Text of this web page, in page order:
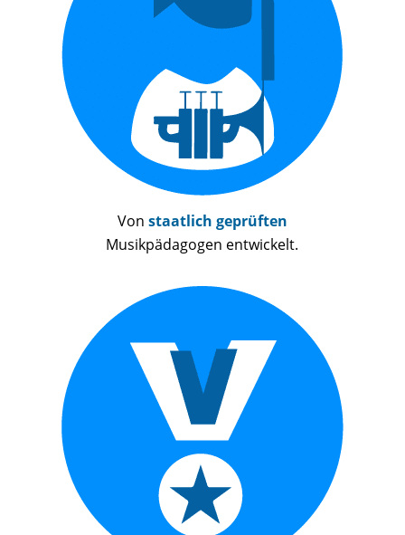
Von staatlich geprüften
Musikpädagogen entwickelt.